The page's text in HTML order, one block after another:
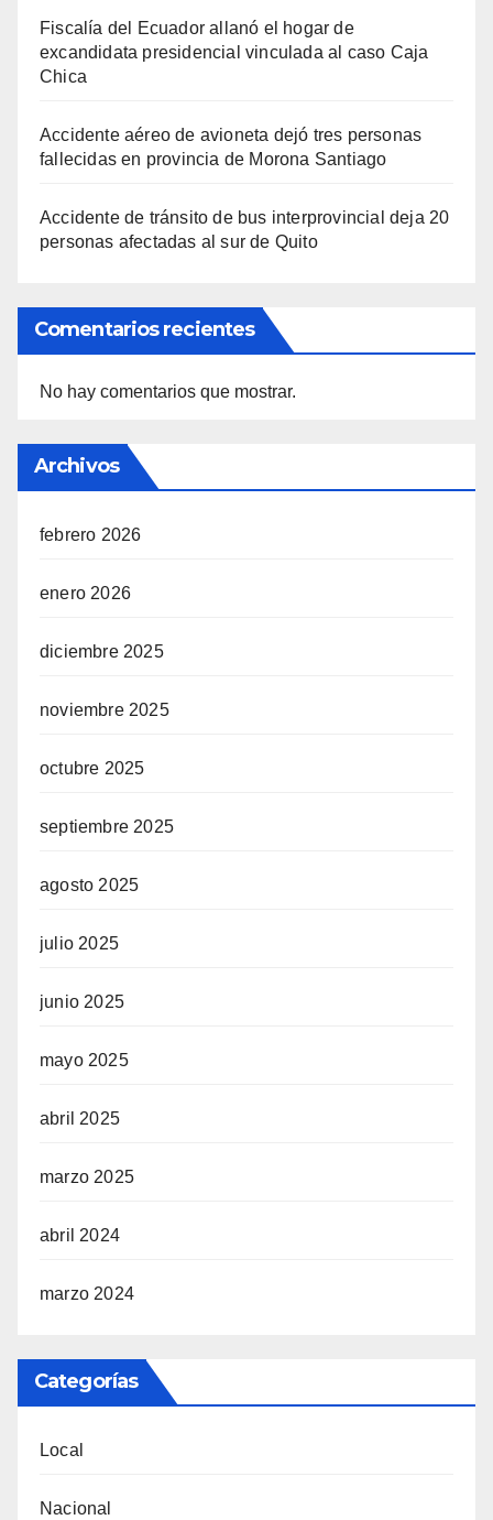
Fiscalía del Ecuador allanó el hogar de
excandidata presidencial vinculada al caso Caja
Chica
Accidente aéreo de avioneta dejó tres personas
fallecidas en provincia de Morona Santiago
Accidente de tránsito de bus interprovincial deja 20
personas afectadas al sur de Quito
Comentarios recientes
No hay comentarios que mostrar.
Archivos
febrero 2026
enero 2026
diciembre 2025
noviembre 2025
octubre 2025
septiembre 2025
agosto 2025
julio 2025
junio 2025
mayo 2025
abril 2025
marzo 2025
abril 2024
marzo 2024
Categorías
Local
Nacional